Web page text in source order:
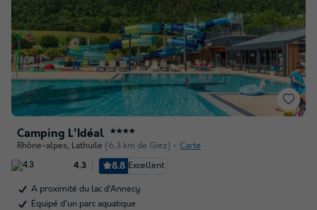
Camping L'Idéal ★★★★
Rhône-alpes, Lathuile (6,3 km de Giez) Carte
4.3 8.8 Excellent
A proximité du lac d’Annecy
Équipé d'un parc aquatique